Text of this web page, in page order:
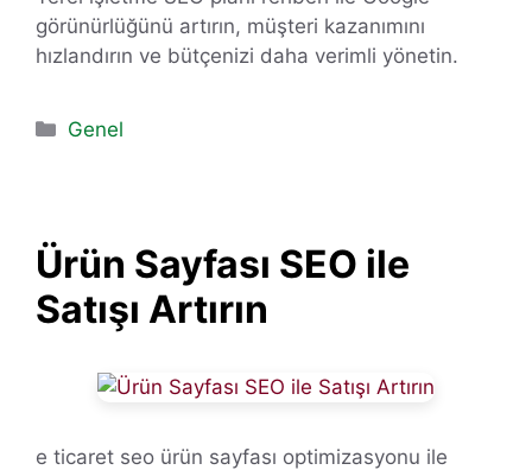
görünürlüğünü artırın, müşteri kazanımını
hızlandırın ve bütçenizi daha verimli yönetin.
Kategoriler
Genel
Ürün Sayfası SEO ile
Satışı Artırın
e ticaret seo ürün sayfası optimizasyonu ile